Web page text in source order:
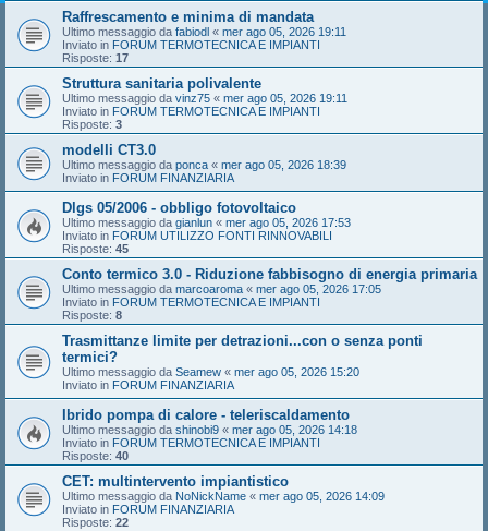
Raffrescamento e minima di mandata
Ultimo messaggio da fabiodl « mer ago 05, 2026 19:11
Inviato in FORUM TERMOTECNICA E IMPIANTI
Risposte: 17
Struttura sanitaria polivalente
Ultimo messaggio da vinz75 « mer ago 05, 2026 19:11
Inviato in FORUM TERMOTECNICA E IMPIANTI
Risposte: 3
modelli CT3.0
Ultimo messaggio da ponca « mer ago 05, 2026 18:39
Inviato in FORUM FINANZIARIA
Dlgs 05/2006 - obbligo fotovoltaico
Ultimo messaggio da gianlun « mer ago 05, 2026 17:53
Inviato in FORUM UTILIZZO FONTI RINNOVABILI
Risposte: 45
Conto termico 3.0 - Riduzione fabbisogno di energia primaria
Ultimo messaggio da marcoaroma « mer ago 05, 2026 17:05
Inviato in FORUM TERMOTECNICA E IMPIANTI
Risposte: 8
Trasmittanze limite per detrazioni...con o senza ponti
termici?
Ultimo messaggio da Seamew « mer ago 05, 2026 15:20
Inviato in FORUM FINANZIARIA
Ibrido pompa di calore - teleriscaldamento
Ultimo messaggio da shinobi9 « mer ago 05, 2026 14:18
Inviato in FORUM TERMOTECNICA E IMPIANTI
Risposte: 40
CET: multintervento impiantistico
Ultimo messaggio da NoNickName « mer ago 05, 2026 14:09
Inviato in FORUM FINANZIARIA
Risposte: 22